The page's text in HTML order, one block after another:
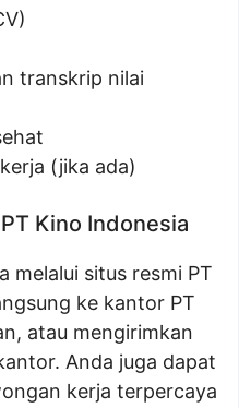
transkrip nilai
(jika ada)
Kino Indonesia
melalui situs resmi PT
ke kantor PT
atau mengirimkan
Anda juga dapat
kerja terpercaya